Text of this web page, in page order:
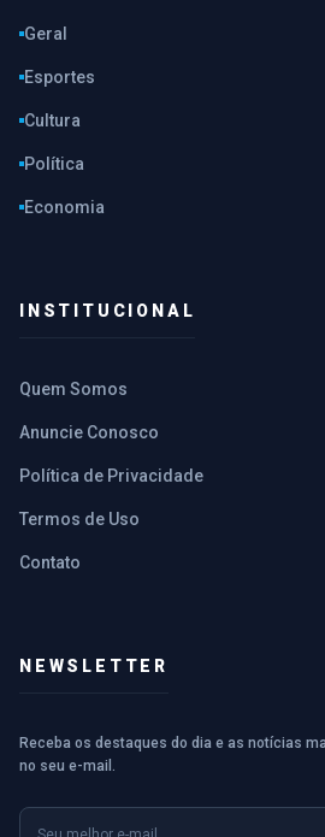
Geral
Esportes
Cultura
Política
Economia
INSTITUCIONAL
Quem Somos
Anuncie Conosco
Política de Privacidade
Termos de Uso
Contato
NEWSLETTER
Receba os destaques do dia e as notícias
no seu e-mail.
E-mail
Nome (opcional)